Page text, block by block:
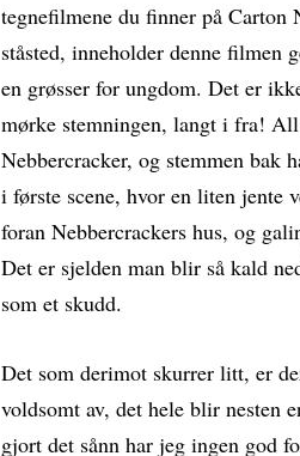
tegnefilmene du finner på
ståsted, inneholder denne filmen
en grøsser for ungdom. Det er
mørke stemningen, langt i fra!
Nebbercracker, og stemmen bak
i første scene, hvor en liten jente
foran Nebbercrackers hus, og
Det er sjelden man blir så kald
som et skudd.
Det som derimot skurrer litt, er
voldsomt av, det hele blir
gjort det sånn har jeg ingen god